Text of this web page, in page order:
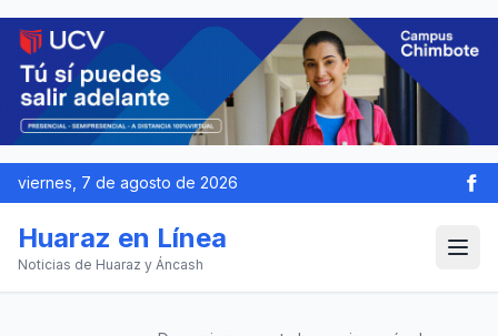
viernes, 7 de agosto de 2026
Huaraz en Línea
Noticias de Huaraz y Áncash